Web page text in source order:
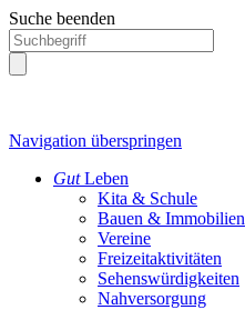
Suche beenden
Navigation überspringen
GutLeben
Kita & Schule
Bauen & Immobilien
Vereine
Freizeitaktivitäten
Sehenswürdigkeiten
Nahversorgung